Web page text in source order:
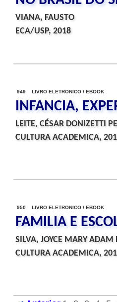
VIANA, FAUSTO
ECA/USP, 2018
949 LIVRO ELETRONICO / EBOOK
INFANCIA,
LEITE, CÉSAR DONIZETTI
CULTURA ACADEMICA,
950 LIVRO ELETRONICO / EBOOK
FAMILIA E
SILVA, JOYCE MARY ADAM
CULTURA ACADEMICA,